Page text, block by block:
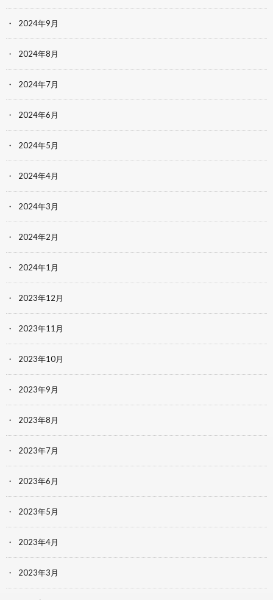
2024年9月
2024年8月
2024年7月
2024年6月
2024年5月
2024年4月
2024年3月
2024年2月
2024年1月
2023年12月
2023年11月
2023年10月
2023年9月
2023年8月
2023年7月
2023年6月
2023年5月
2023年4月
2023年3月